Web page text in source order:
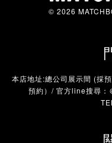
© 2026
本店地址:總公司展示間 (採
預約）/ 官方line搜尋